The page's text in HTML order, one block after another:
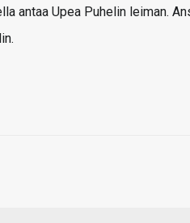
antaa Upea Puhelin leiman.